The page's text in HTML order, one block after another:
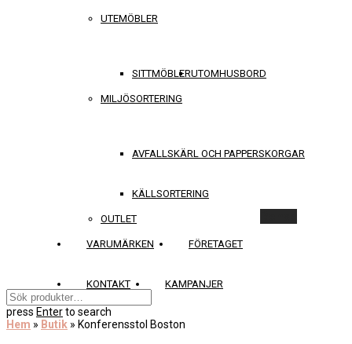
UTEMÖBLER
SITTMÖBLERUTOMHUSBORD
MILJÖSORTERING
AVFALLSKÄRL OCH PAPPERSKORGAR
KÄLLSORTERING
OUTLET
VARUMÄRKEN FÖRETAGET
KONTAKT KAMPANJER
press Enterto search
Hem » Butik » Konferensstol Boston